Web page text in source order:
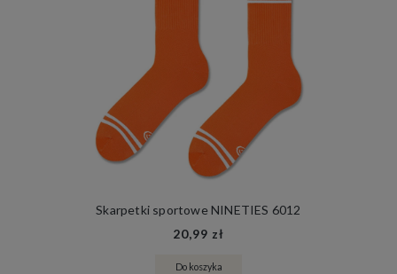
Skarpetki sportowe NINETIES 6012
20,99 zł
Do koszyka